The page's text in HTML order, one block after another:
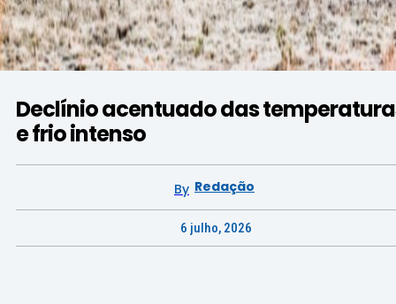
Declínio acentuado das
e frio intenso
By Redação
6 julho, 2026